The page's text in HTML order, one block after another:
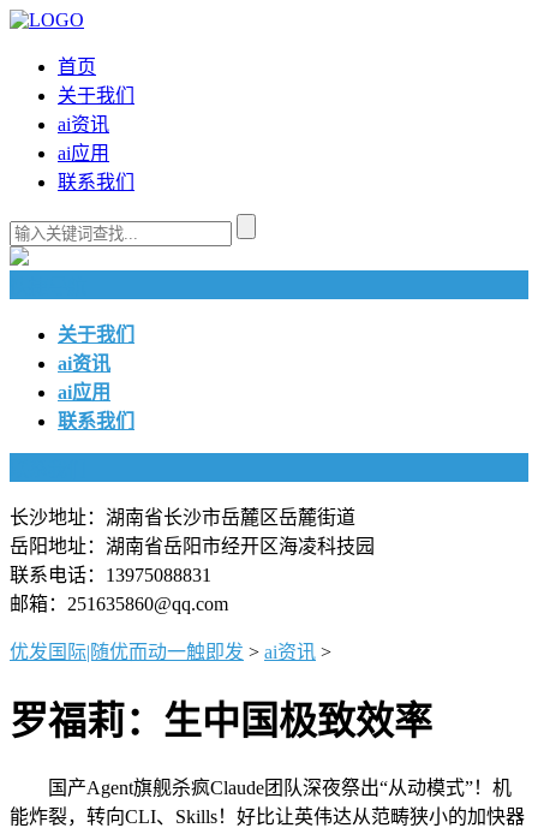
首页
关于我们
ai资讯
ai应用
联系我们
关于我们
ai资讯
ai应用
联系我们
长沙地址：湖南省长沙市岳麓区岳麓街道
岳阳地址：湖南省岳阳市经开区海凌科技园
联系电话：13975088831
邮箱：251635860@qq.com
优发国际|随优而动一触即发 > ai资讯 >
罗福莉：生中国极致效率
国产Agent旗舰杀疯Claude团队深夜祭出“从动模式”！机
能炸裂，转向CLI、Skills！好比让英伟达从范畴狭小的加快器